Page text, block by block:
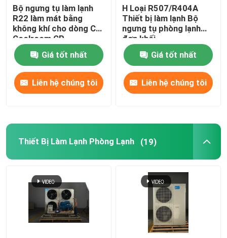
Bộ ngưng tụ làm lạnh
R22 làm mát bằng
không khí cho dòng CP
Coolroom CP
Giá tốt nhất
Liên hệ chúng tôi
H Loại R507/R404A
Thiết bị làm lạnh Bộ
ngưng tụ phòng lạnh
đơn khối
Giá tốt nhất
Liên hệ chúng tôi
Thiết Bị Làm Lạnh Phòng Lạnh (19)